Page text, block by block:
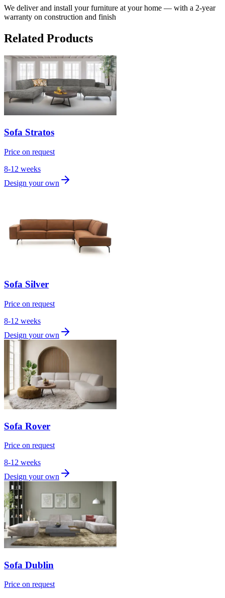
We deliver and install your furniture at your home — with a 2-year
warranty on construction and finish
Related Products
Sofa Stratos
Price on request
8-12 weeks
Design your own
Sofa Silver
Price on request
8-12 weeks
Design your own
Sofa Rover
Price on request
8-12 weeks
Design your own
Sofa Dublin
Price on request